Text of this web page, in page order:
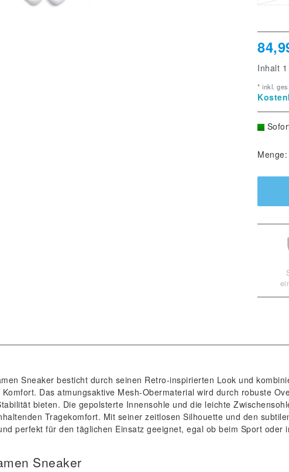
Inhalt 1
* inkl.
Menge:
Sneaker besticht durch seinen Retro-inspirierten Look und
Das atmungsaktive Mesh-Obermaterial wird durch robuste
bieten. Die gepolsterte Innensohle und die leichte
Tragekomfort. Mit seiner zeitlosen Silhouette und den
perfekt für den täglichen Einsatz geeignet, egal ob beim Sport oder
Sneaker